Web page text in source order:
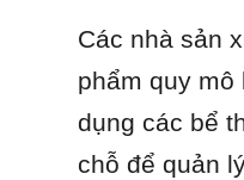
Các nhà sản
phẩm quy
dụng các bể
chỗ để quản